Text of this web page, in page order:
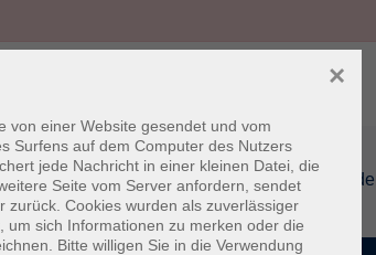
Barrierefreiheitserklärung
von einer Website gesendet und vom
Surfens auf dem Computer des Nutzers
jede Nachricht in einer kleinen Datei, die
Seite vom Server anfordern, sendet
zurück. Cookies wurden als zuverlässiger
um sich Informationen zu merken oder die
Bitte willigen Sie in die Verwendung
×